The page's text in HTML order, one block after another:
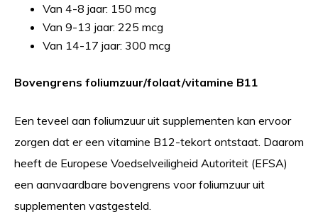
Van 4-8 jaar: 150 mcg
Van 9-13 jaar: 225 mcg
Van 14-17 jaar: 300 mcg
Bovengrens foliumzuur/folaat/vitamine B11
Een teveel aan foliumzuur uit supplementen kan ervoor
zorgen dat er een vitamine B12-tekort ontstaat. Daarom
heeft de Europese Voedselveiligheid Autoriteit (EFSA)
een aanvaardbare bovengrens voor foliumzuur uit
supplementen vastgesteld.